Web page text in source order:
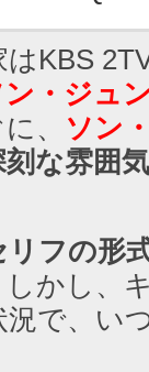
KBS
ン・ジュ
、 ソン
刻な雰囲
フの形
しかし、
で、い